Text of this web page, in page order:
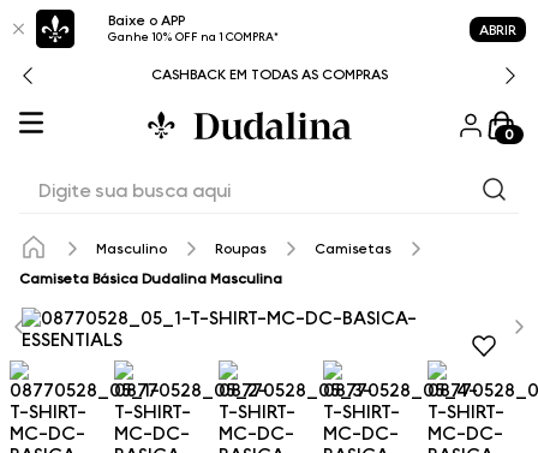
Baixe o APP
Ganhe 10% OFF na 1 COMPRA* ABRIR
CASHBACK EM TODAS AS COMPRAS
0
Masculino Roupas
Camisetas
Camiseta Básica Dudalina Masculina